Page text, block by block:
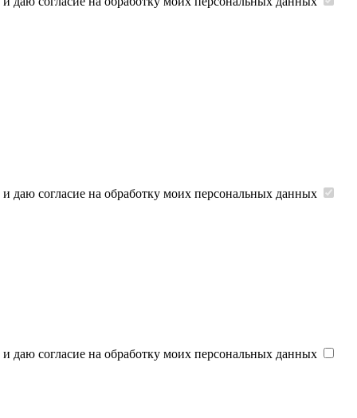
и даю согласие на обработку моих персональных данных
и даю согласие на обработку моих персональных данных